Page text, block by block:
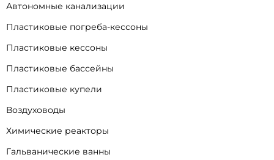
Автономные канализации
Пластиковые погреба-кессоны
Пластиковые кессоны
Пластиковые бассейны
Пластиковые купели
Воздуховоды
Химические реакторы
Гальванические ванны